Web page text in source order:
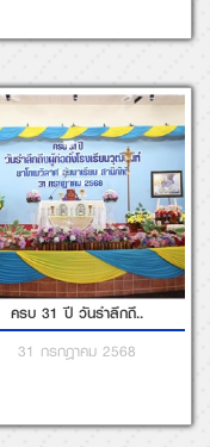
กิจกรรม แห่เทียนและถ..
09 กรกฎาคม 2568